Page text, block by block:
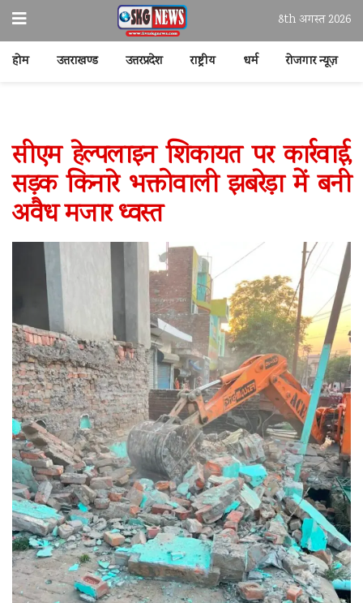
8th अगस्त 2026
होम उत्तराखण्ड उत्तरप्रदेश राष्ट्रीय धर्म रोजगार न्यूज़
सीएम हेल्पलाइन शिकायत पर कार्रवाई,
सड़क किनारे भक्तोवाली झबरेड़ा में बनी
अवैध मजार ध्वस्त